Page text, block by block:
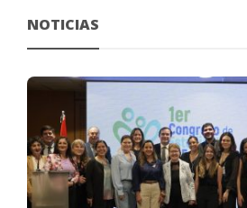
NOTICIAS